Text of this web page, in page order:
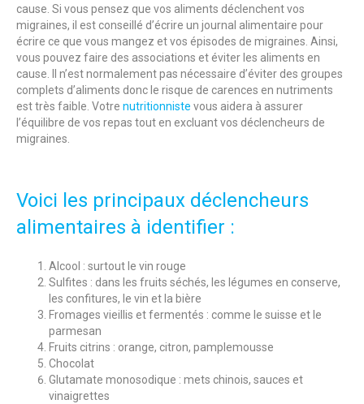
cause. Si vous pensez que vos aliments déclenchent vos
migraines, il est conseillé d’écrire un journal alimentaire pour
écrire ce que vous mangez et vos épisodes de migraines. Ainsi,
vous pouvez faire des associations et éviter les aliments en
cause. Il n’est normalement pas nécessaire d’éviter des groupes
complets d’aliments donc le risque de carences en nutriments
est très faible. Votre nutritionniste vous aidera à assurer
l’équilibre de vos repas tout en excluant vos déclencheurs de
migraines.
Voici les principaux déclencheurs
alimentaires à identifier :
Alcool : surtout le vin rouge
Sulfites : dans les fruits séchés, les légumes en conserve,
les confitures, le vin et la bière
Fromages vieillis et fermentés : comme le suisse et le
parmesan
Fruits citrins : orange, citron, pamplemousse
Chocolat
Glutamate monosodique : mets chinois, sauces et
vinaigrettes